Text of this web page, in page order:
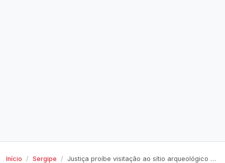
Início Sergipe Justiça proíbe visitação ao sítio arqueológico Vale dos Mestres em Canindé de São Francisco